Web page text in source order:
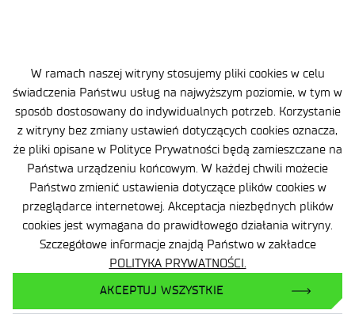
W ramach naszej witryny stosujemy pliki cookies w celu
świadczenia Państwu usług na najwyższym poziomie, w tym w
sposób dostosowany do indywidualnych potrzeb. Korzystanie
z witryny bez zmiany ustawień dotyczących cookies oznacza,
że pliki opisane w Polityce Prywatności będą zamieszczane na
Państwa urządzeniu końcowym. W każdej chwili możecie
Państwo zmienić ustawienia dotyczące plików cookies w
przeglądarce internetowej. Akceptacja niezbędnych plików
cookies jest wymagana do prawidłowego działania witryny.
Szczegółowe informacje znajdą Państwo w zakładce
POLITYKA PRYWATNOŚCI.
AKCEPTUJ WSZYSTKIE
Plan równości (GEP)
Skargi i odwołania
Zamówienia publiczne
Polityka Cookie